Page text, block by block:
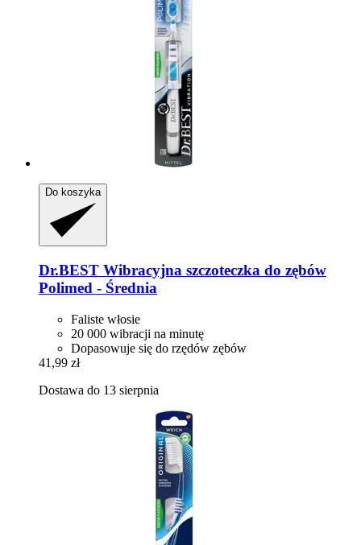
Do koszyka
Dr.BEST Wibracyjna szczoteczka do zębów
Polimed -​ Średnia
Faliste włosie
20 000 wibracji na minutę
Dopasowuje się do rzędów zębów
41,99 zł
Dostawa do 13 sierpnia